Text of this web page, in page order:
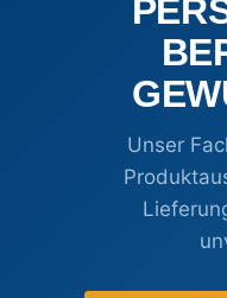
Unser